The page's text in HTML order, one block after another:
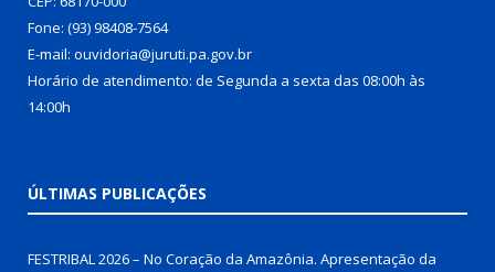
Fone: (93) 98408-7564
E-mail: ouvidoria@juruti.pa.gov.br
Horário de atendimento: de Segunda a sexta das 08:00h às
14:00h
ÚLTIMAS PUBLICAÇÕES
FESTRIBAL 2026 – No Coração da Amazônia. Apresentação da